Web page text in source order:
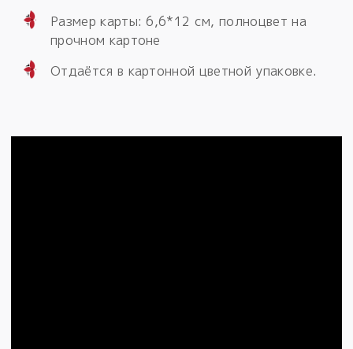
Размер карты: 6,6*12 см, полноцвет на
прочном картоне
Отдаётся в картонной цветной упаковке.